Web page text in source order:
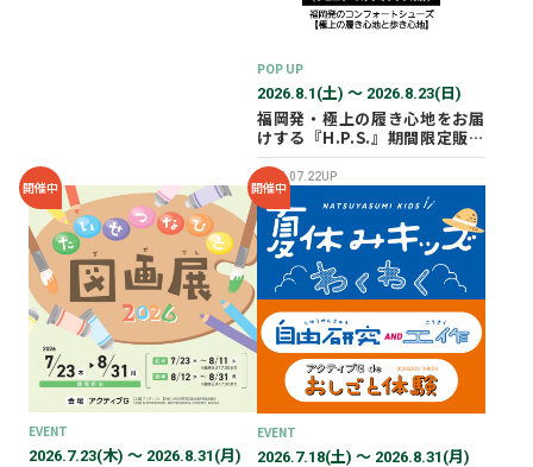
POP UP
2026.8.1(土) 〜 2026.8.23(日)
福岡発・極上の履き心地をお届
けする『H.P.S.』期間限定販売
会を開催✨
2026.07.22UP
開催中
EVENT
2026.7.23(木) 〜 2026.8.31(月)
開催中
EVENT
2026.7.18(土) 〜 2026.8.31(月)